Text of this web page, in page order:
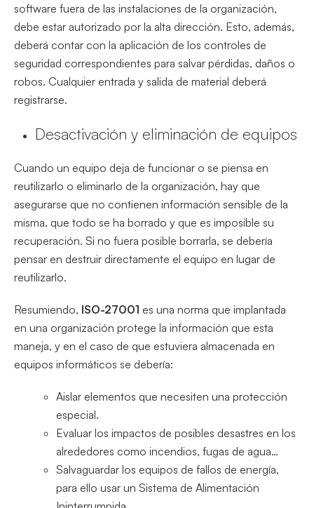
software fuera de las instalaciones de la organización,
debe estar autorizado por la alta dirección. Esto, además,
deberá contar con la aplicación de los controles de
seguridad correspondientes para salvar pérdidas, daños o
robos. Cualquier entrada y salida de material deberá
registrarse.
Desactivación y eliminación de equipos
Cuando un equipo deja de funcionar o se piensa en
reutilizarlo o eliminarlo de la organización, hay que
asegurarse que no contienen información sensible de la
misma, que todo se ha borrado y que es imposible su
recuperación. Si no fuera posible borrarla, se debería
pensar en destruir directamente el equipo en lugar de
reutilizarlo.
Resumiendo, ISO-27001 es una norma que implantada
en una organización protege la información que esta
maneja, y en el caso de que estuviera almacenada en
equipos informáticos se debería:
Aislar elementos que necesiten una protección
especial.
Evaluar los impactos de posibles desastres en los
alrededores como incendios, fugas de agua…
Salvaguardar los equipos de fallos de energía,
para ello usar un Sistema de Alimentación